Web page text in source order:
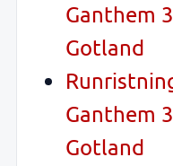
Ganthem
Gotland
Ganthem
Gotland